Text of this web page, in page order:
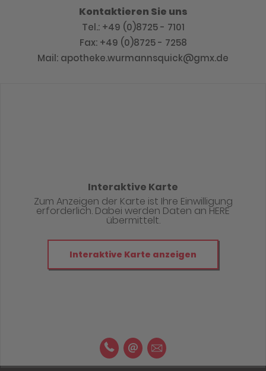
Kontaktieren Sie uns
Tel.: +49 (0)8725 - 7101
Fax: +49 (0)8725 - 7258
Mail: apotheke.wurmannsquick@gmx.de
Interaktive Karte
Zum Anzeigen der Karte ist Ihre Einwilligung
erforderlich. Dabei werden Daten an HERE
übermittelt.
Interaktive Karte anzeigen